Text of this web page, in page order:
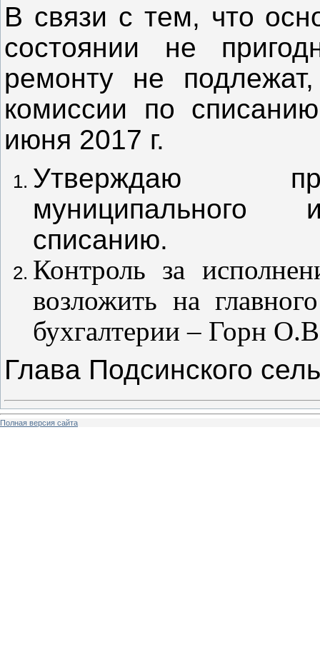
В связи с тем, что
состоянии не
ремонту не
комиссии по
июня 2017 г.
Утверждаю
муниципального
списанию.
Контроль за
возложить на
бухгалтерии – Горн
Глава Подсинского
Полная версия сайта